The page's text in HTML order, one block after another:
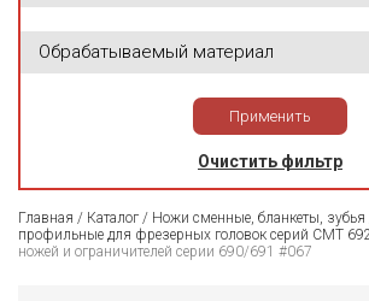
Обрабатываемый материал
Применить
Очистить фильтр
Главная / Каталог / Ножи сменные, бланкеты, зубья
профильные для фрезерных головок серий CMT
ножей и ограничителей серии 690/691 #067